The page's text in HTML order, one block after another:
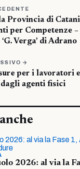
Provincia di
per Competenze
Verga’ di Adrano
→
per i lavoratori
agenti fisici
2026: al via la